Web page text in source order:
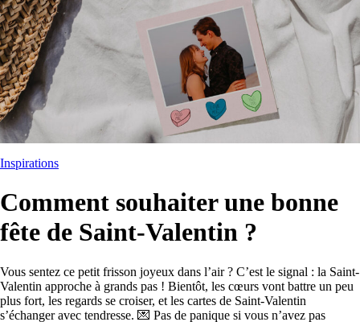
Inspirations
Comment souhaiter une bonne
fête de Saint-Valentin ?
Vous sentez ce petit frisson joyeux dans l’air ? C’est le signal : la Saint-
Valentin approche à grands pas ! Bientôt, les cœurs vont battre un peu
plus fort, les regards se croiser, et les cartes de Saint-Valentin
s’échanger avec tendresse. 💌 Pas de panique si vous n’avez pas